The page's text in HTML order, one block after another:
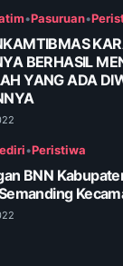
•Pasuruan•
BERHASIL
YANG ADA
•Peristiwa
BNN